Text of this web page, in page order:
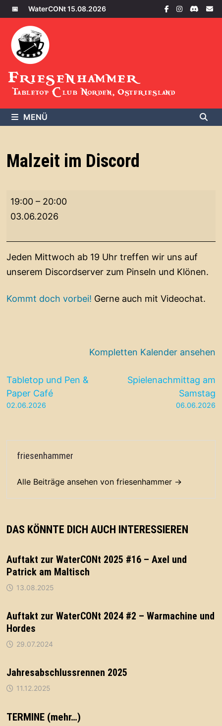
Zum
Inhalt
springen
📅 WaterCONt 15.08.2026
Friesenhammer
Tabletop Club Norden, Ostfriesland
MENÜ
Malzeit im Discord
Malzeit
im
19:00 – 20:00
03.06.2026
Jeden Mittwoch ab 19 Uhr treffen wir uns auf
unserem Discordserver zum Pinseln und Klönen.
Kommt doch vorbei! Gerne auch mit Videochat.
Kompletten Kalender ansehen
Beitragsnavigation
Tabletop und Pen &
Paper Café
02.06.2026
Spielenachmittag am
Samstag
06.06.2026
friesenhammer
Alle Beiträge ansehen von friesenhammer →
DAS KÖNNTE DICH AUCH INTERESSIEREN
Auftakt zur WaterCONt 2025 #16 – Axel und
Patrick am Maltisch
13.08.2025
Auftakt zur WaterCONt 2024 #2 – Warmachine und
Hordes
29.07.2024
Jahresabschlussrennen 2025
11.12.2025
TERMINE (mehr…)